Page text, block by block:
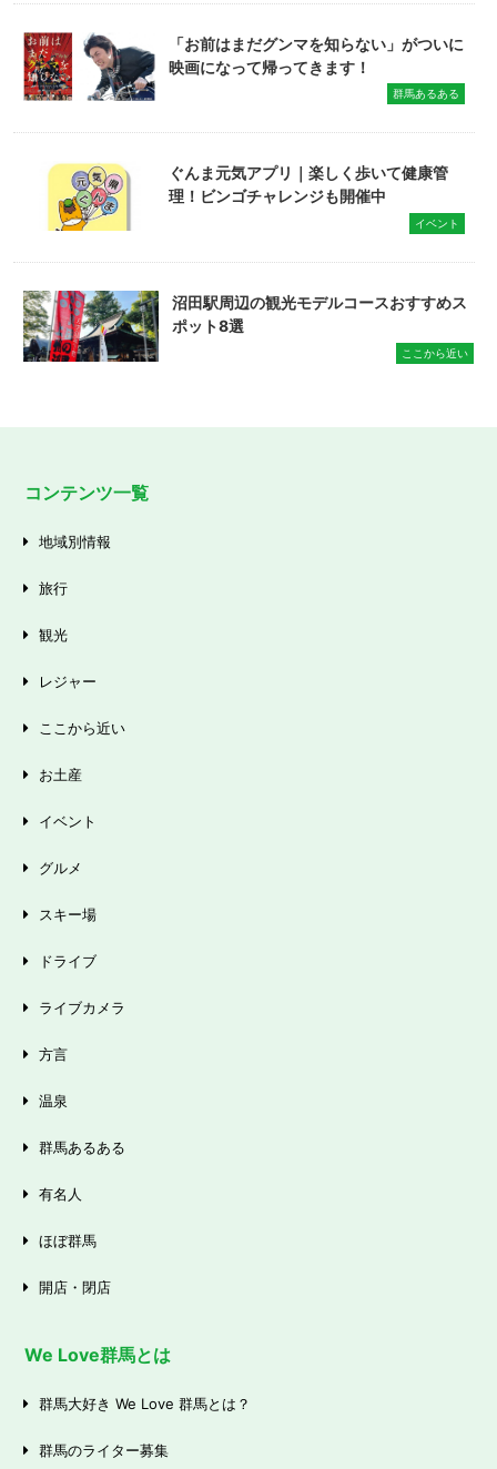
「お前はまだグンマを知らない」がついに
映画になって帰ってきます！
群馬あるある
ぐんま元気アプリ｜楽しく歩いて健康管
理！ビンゴチャレンジも開催中
イベント
沼田駅周辺の観光モデルコースおすすめス
ポット8選
ここから近い
コンテンツ一覧
地域別情報
旅行
観光
レジャー
ここから近い
お土産
イベント
グルメ
スキー場
ドライブ
ライブカメラ
方言
温泉
群馬あるある
有名人
ほぼ群馬
開店・閉店
We Love群馬とは
群馬大好き We Love 群馬とは？
群馬のライター募集